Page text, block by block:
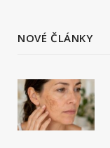
NOVÉ ČLÁNKY